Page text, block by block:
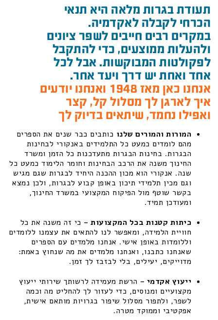
תעודת בגרות מלאה היא תנאי
הכרחי לקבלה לאקדמיה.
במקרים רבים חייבים לשפר ציונים
ולהעלות ממוצעים, כדי להתקבל
לפקולטות המבוקשות. אבל לכל
אחד ואחת יש דרך ויעד אחר.
אנחנו כאן מאז 1948 ואנחנו יודעים
איך לארגן לך מסלול קל, קצר
ואפילו נחמד, שיתאים בדיוק לך
המורות והמורים שלנו כותבים כבר שנים את הספרים
מהם לומדים כמעט כל התלמידים באנקורי לבחינות
הבגרות. בחינות הבגרות מתעדכנות כל הזמן ומשרד
החינוך משנה את הרכב הבחינות וחומר הלימוד כמעט כל
שנה. אנקורי הוא מכון ההכנה היחיד לבגרות שגם מגיש
וגם מכין תלמידי תיכון באופן קבוע לבגרות, ולכן נמצא
בקשר שוטף מול הפיקוח המקצועי במשרד החינוך,
ומעודכן תמיד.
כיתות קטנות בכל המקצועות – כי זה משנה את כל
חוויית הלמידה, ומאפשר לנו להתאים את עצמנו ללומדים
וללומדות באופן אישי. אנחנו מלמדים עם הספרים
שאנחנו כתבנו, ואנחנו מלמדים את מה שנחוץ באמת:
מדוייקים, יעילים, בלי לבזבז לך זמן.
ייעוץ אקדמי – הרשת מעמידה לרשותך שירותי ייעוץ
מקצועיים ומנוסים, כדי לעזור לך להחליט מה וכמה
לשפר, ולתפור מסלול שיפור בגרויות מותאם אישית,
אפקטיבי וממוקד מטרה.